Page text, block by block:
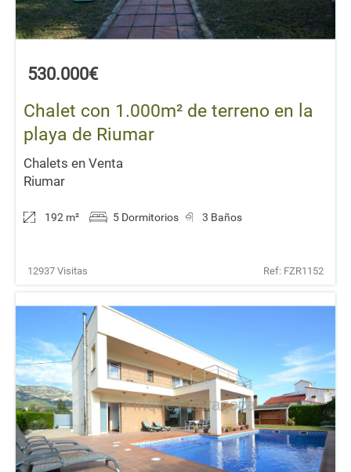
530.000€
Chalet con 1.000m² de terreno en la
playa de Riumar
Chalets en Venta
Riumar
192 m² 5 Dormitorios 3 Baños
12937 Visitas Ref: FZR1152